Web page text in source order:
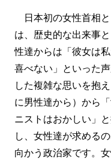
日本初の女性首相
は、歴史的な出来事
性達からは「彼女は
喜べない」といった
した複雑な思いを抱
に男性達から）から
ニストはおかしい」
し、女性達が求める
向かう政治家です。